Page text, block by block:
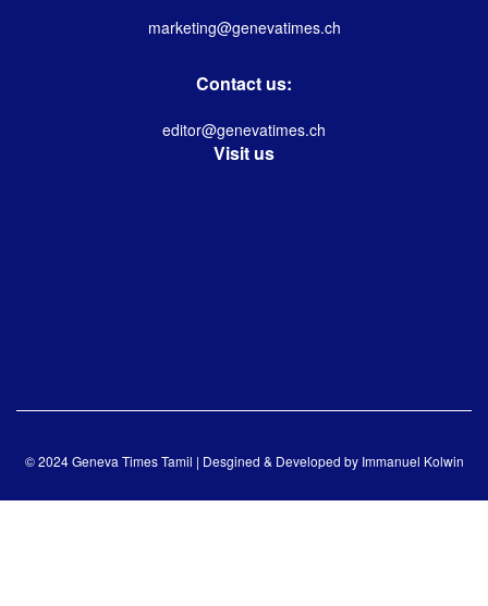
marketing@genevatimes.ch
Contact us:
editor@genevatimes.ch
Visit us
© 2024 Geneva Times Tamil | Desgined & Developed by Immanuel Kolwin